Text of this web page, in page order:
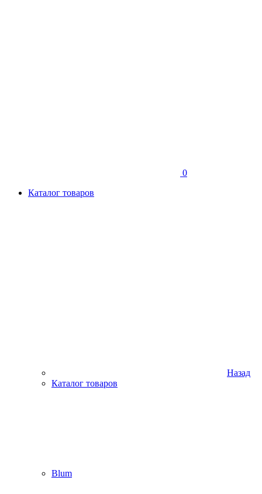
0
Каталог товаров
Назад
Каталог товаров
Blum